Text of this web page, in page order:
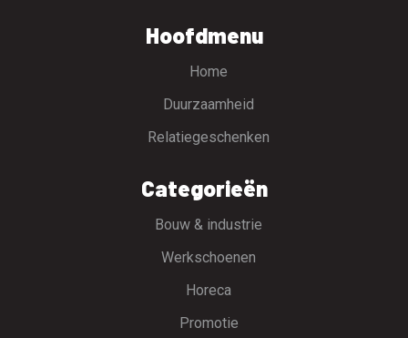
Hoofdmenu
Home
Duurzaamheid
Relatiegeschenken
Categorieën
Bouw & industrie
Werkschoenen
Horeca
Promotie